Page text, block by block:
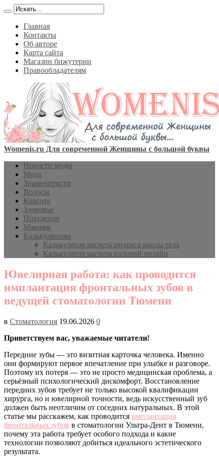
Главная
Контакты
Об авторе
Карта сайта
Магазин бижутерии
Правообладателям
Womenis.ru Для современной Женщины с большой буквы
Новости моды
Мода
Знаменитости
Волосы
Красота
Здоровье
Похудение
Макияж
Калькуляторы
Калькулятор расчета индекса массы тела
Калькулятор расчета калорий онлайн
Ювелирная работа: как проводится
имплантация фронтальных зубов в
ведущей стоматологии Тюмени
в Стоматология 19.06.2026 0
Приветствуем вас, уважаемые читатели!
Передние зубы — это визитная карточка человека. Именно
они формируют первое впечатление при улыбке и разговоре.
Поэтому их потеря — это не просто медицинская проблема, а
серьёзный психологический дискомфорт. Восстановление
передних зубов требует не только высокой квалификации
хирурга, но и ювелирной точности, ведь искусственный зуб
должен быть неотличим от соседних натуральных. В этой
статье мы расскажем, как проводится имплантация
фронтальных зубов в стоматологии Ультра-Дент в Тюмени,
почему эта работа требует особого подхода и какие
технологии позволяют добиться идеального эстетического
результата.